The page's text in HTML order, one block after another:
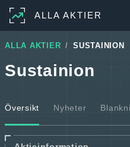
ALLA AKTIER
ALLA AKTIER SUSTAINION
Sustainion
Översikt Nyheter